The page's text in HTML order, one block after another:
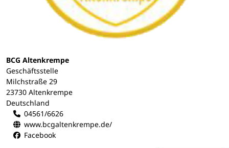
BCG Altenkrempe
Geschäftsstelle
Milchstraße 29
23730 Altenkrempe
Deutschland
04561/6626
www.bcgaltenkrempe.de/
Facebook